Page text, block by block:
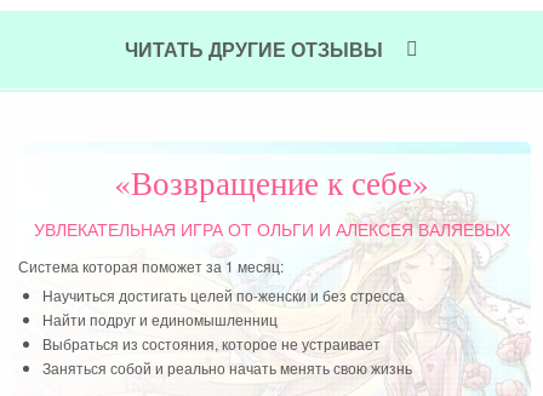
ЧИТАТЬ ДРУГИЕ ОТЗЫВЫ
«Возвращение к себе»
УВЛЕКАТЕЛЬНАЯ ИГРАОТ ОЛЬГИ И АЛЕКСЕЯ ВАЛЯЕВЫХ
Система которая поможет за 1 месяц:
Научиться достигать целей по-женски и без стресса
Найти подруг и единомышленниц
Выбраться из состояния, которое не устраивает
Заняться собой и реально начать менять свою жизнь